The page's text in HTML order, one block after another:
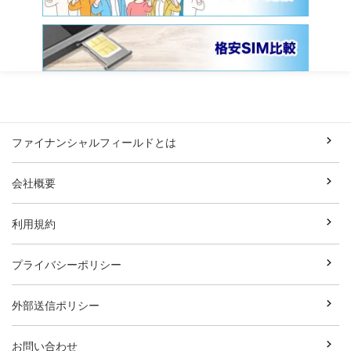
ファイナンシャルフィールドとは
会社概要
利用規約
プライバシーポリシー
外部送信ポリシー
お問い合わせ